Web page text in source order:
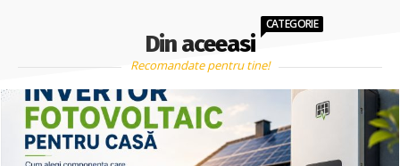
Din aceeasi
CATEGORIE
Recomandate pentru tine!